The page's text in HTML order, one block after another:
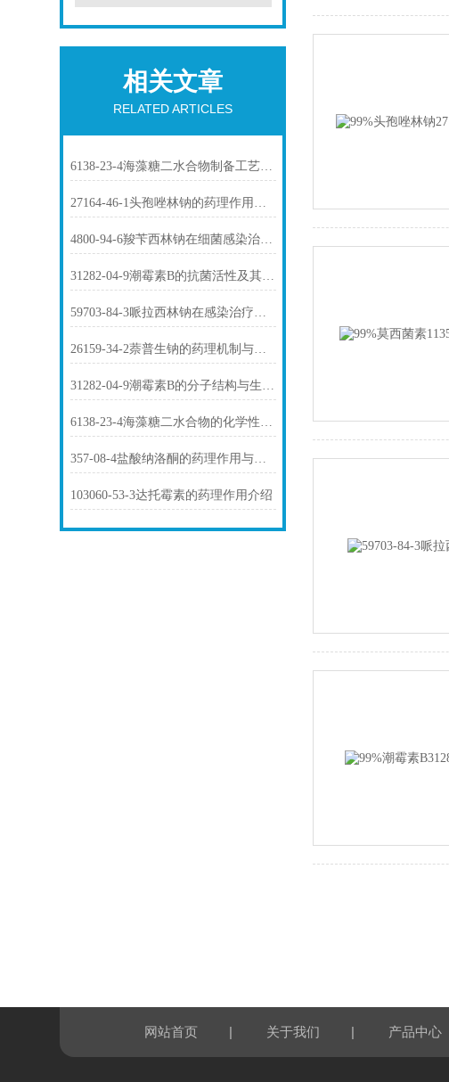
相关文章
RELATED ARTICLES
6138-23-4海藻糖二水合物制备工艺与质量控制要点
27164-46-1头孢唑林钠的药理作用与临床抗菌应用
4800-94-6羧苄西林钠在细菌感染治疗中的应用
31282-04-9潮霉素B的抗菌活性及其作用机制
59703-84-3哌拉西林钠在感染治疗中的作用
26159-34-2萘普生钠的药理机制与临床应用
31282-04-9潮霉素B的分子结构与生物活性
6138-23-4海藻糖二水合物的化学性质及其应用
357-08-4盐酸纳洛酮的药理作用与临床应用
103060-53-3达托霉素的药理作用介绍
网站首页 | 关于我们 | 产品中心